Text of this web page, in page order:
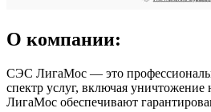
О компании:
СЭС ЛигаМос — это
спектр услуг, включая
ЛигаМос обеспечивают